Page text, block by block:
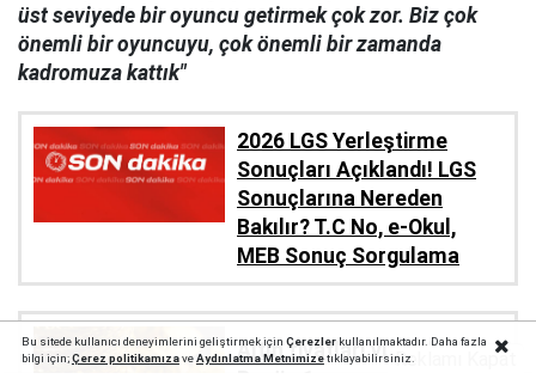
üst seviyede bir oyuncu getirmek çok zor. Biz çok
önemli bir oyuncuyu, çok önemli bir zamanda
kadromuza kattık"
2026 LGS Yerleştirme
Sonuçları Açıklandı! LGS
Sonuçlarına Nereden
Bakılır? T.C No, e-Okul,
MEB Sonuç Sorgulama
Altın fiyatları yükselişte:
Bu sitede kullanıcı deneyimlerini geliştirmek için Çerezlerkullanılmaktadır. Daha fazla
bilgi için;Çerez politikamızaveAydınlatma Metnimizetıklayabilirsiniz.Reklamı Kapat